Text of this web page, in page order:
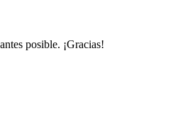
posible. ¡Gracias!